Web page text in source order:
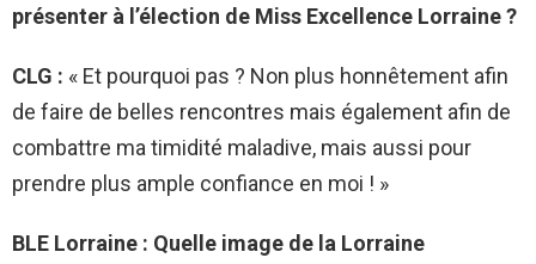
présenter à l’élection de Miss Excellence Lorraine ?
CLG : « Et pourquoi pas ? Non plus honnêtement afin
de faire de belles rencontres mais également afin de
combattre ma timidité maladive, mais aussi pour
prendre plus ample confiance en moi ! »
BLE Lorraine : Quelle image de la Lorraine